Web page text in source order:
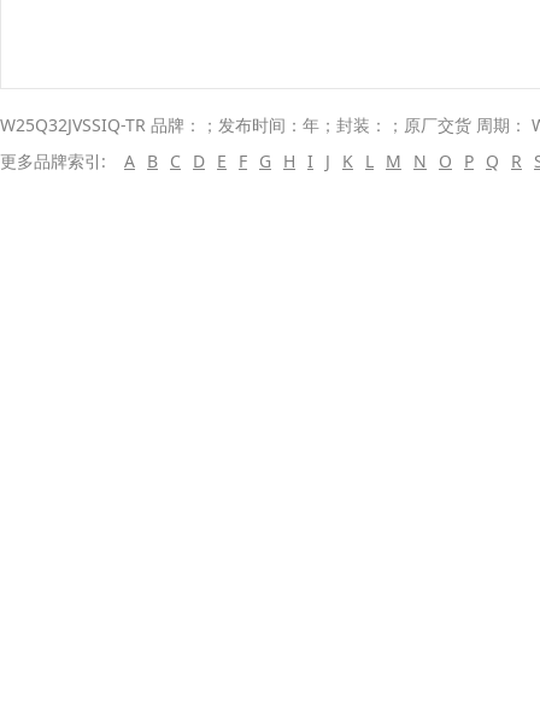
W25Q32JVSSIQ-TR 品牌：；发布时间：年；封装：；原厂交货 周期：
更多品牌索引:
A B C D E F G H I J K L M N O P Q R